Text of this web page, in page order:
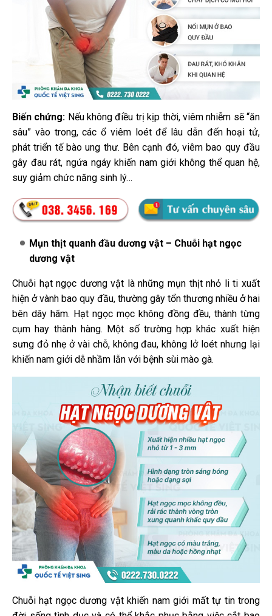
Biến chứng: Nếu không điều trị kịp thời, viêm nhiễm sẽ “ăn
sâu” vào trong, các ổ viêm loét để lâu dẫn đến hoại tử,
phát triển tế bào ung thư. Bên cạnh đó, viêm bao quy đầu
gây đau rát, ngứa ngáy khiến nam giới không thể quan hệ,
suy giảm chức năng sinh lý…
Mụn thịt quanh đầu dương vật – Chuỗi hạt ngọc
dương vật
Chuỗi hạt ngọc dương vật là những mụn thịt nhỏ li ti xuất
hiện ở vành bao quy đầu, thường gây tổn thương nhiều ở hai
bên dây hãm. Hạt ngọc mọc không đồng đều, thành từng
cụm hay thành hàng. Một số trường hợp khác xuất hiện
sưng đỏ nhẹ ở vài chỗ, không đau, không lở loét nhưng lại
khiến nam giới dễ nhầm lẫn với bệnh sùi mào gà.
Chuỗi hạt ngọc dương vật khiến nam giới mất tự tin trong